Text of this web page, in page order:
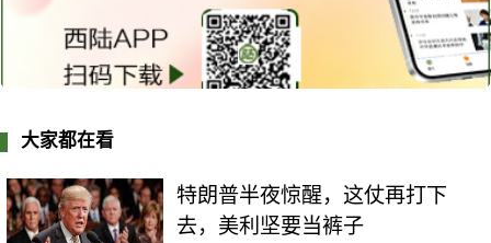
大家都在看
特朗普半夜惊醒，这仗再打下
去，美利坚要当裤子